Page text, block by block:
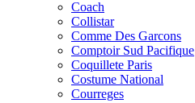
Coach
Collistar
Comme Des Garcons
Comptoir Sud Pacifique
Coquillete Paris
Costume National
Courreges